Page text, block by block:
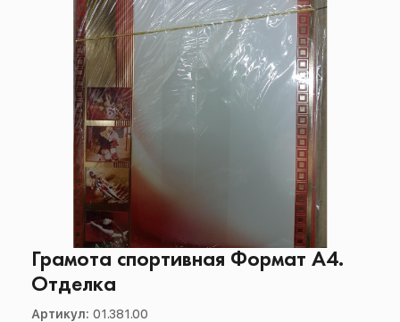
Грамота спортивная Формат А4.
Отделка
Артикул: 01.381.00